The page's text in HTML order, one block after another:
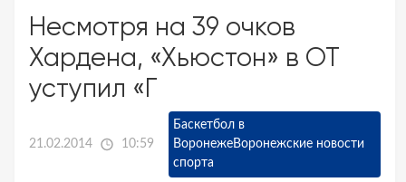
Несмотря на 39 очков
Хардена, «Хьюстон» в ОТ
уступил «Г
21.02.2014 10:59
Баскетбол в
ВоронежеВоронежские новости
спорта